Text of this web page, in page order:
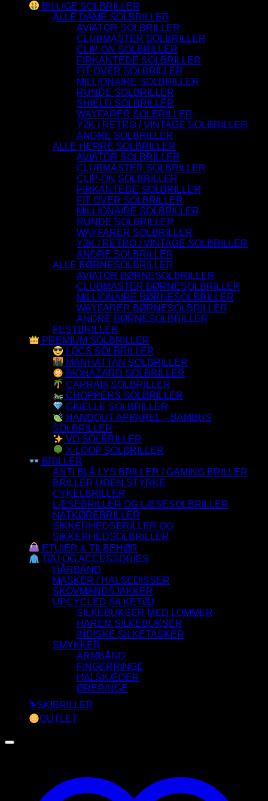
BILLIGE SOLBRILLER
ALLE DAME SOLBRILLER
AVIATOR SOLBRILLER
CLUBMASTER SOLBRILLER
CLIP-ON SOLBRILLER
FIRKANTEDE SOLBRILLER
FIT OVER SOLBRILLER
MILLIONAIRE SOLBRILLER
RUNDE SOLBRILLER
SHIELD SOLBRILLER
WAYFARER SOLBRILLER
Y2K / RETRO / VINTAGE SOLBRILLER
ANDRE SOLBRILLER
ALLE HERRE SOLBRILLER
AVIATOR SOLBRILLER
CLUBMASTER SOLBRILLER
CLIP-ON SOLBRILLER
FIRKANTEDE SOLBRILLER
FIT OVER SOLBRILLER
MILLIONAIRE SOLBRILLER
RUNDE SOLBRILLER
WAYFARER SOLBRILLER
Y2K / RETRO / VINTAGE SOLBRILLER
ANDRE SOLBRILLER
ALLE BØRNESOLBRILLER
AVIATOR BØRNESOLBRILLER
CLUBMASTER BØRNESOLBRILLER
MILLIONAIRE BØRNESOLBRILLER
WAYFARER BØRNESOLBRILLER
ANDRE BØRNESOLBRILLER
FESTBRILLER
PREMIUM SOLBRILLER
LOCS SOLBRILLER
MANHATTAN SOLBRILLER
BIOHAZARD SOLBRILLER
CAPRAIA SOLBRILLER
CHOPPERS SOLBRILLER
GISELLE SOLBRILLER
HANDOUT APPAREL – BAMBUS
SOLBRILLER
VG SOLBRILLER
X-LOOP SOLBRILLER
BRILLER
ANTI BLÅ LYS BRILLER / GAMING BRILLER
BRILLER UDEN STYRKE
CYKELBRILLER
LÆSEBRILLER OG LÆSESOLBRILLER
NATKØREBRILLER
SIKKERHEDSBRILLER OG
SIKKERHEDSOLBRILLER
ETUIER & TILBEHØR
TØJ OG ACCESSORIES
HÅRBÅND
MASKER / HALSEDISSER
SKOVMANDSJAKKER
UPCYCLED SILKETØJ
SILKEBUKSER MED LOMMER
HAREM SILKEBUKSER
INDISKE SILKETASKER
SMYKKER
ARMBÅND
FINGERRINGE
HALSKÆDER
ØRERINGE
⛷️SKIBRILLER
OUTLET